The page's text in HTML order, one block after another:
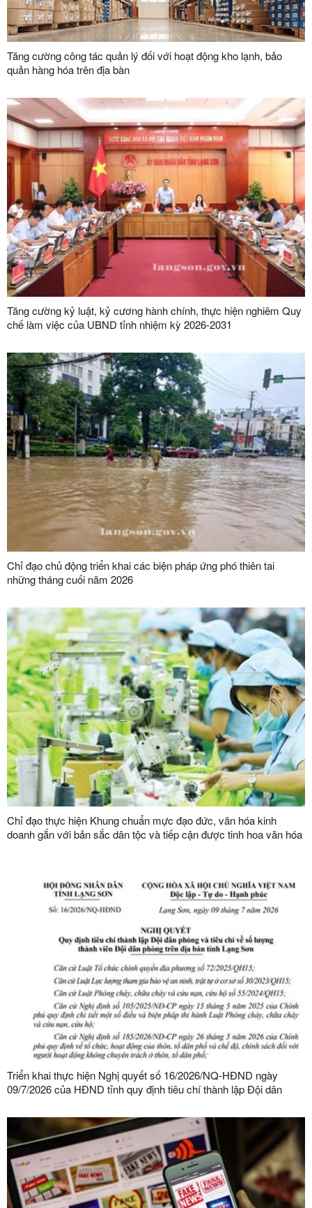
Tăng cường công tác quản lý đối với hoạt động kho lạnh, bảo
quản hàng hóa trên địa bàn
Tăng cường kỷ luật, kỷ cương hành chính, thực hiện nghiêm Quy
chế làm việc của UBND tỉnh nhiệm kỳ 2026-2031
Chỉ đạo chủ động triển khai các biện pháp ứng phó thiên tai
những tháng cuối năm 2026
Chỉ đạo thực hiện Khung chuẩn mực đạo đức, văn hóa kinh
doanh gắn với bản sắc dân tộc và tiếp cận được tinh hoa văn hóa
Triển khai thực hiện Nghị quyết số 16/2026/NQ-HĐND ngày
09/7/2026 của HĐND tỉnh quy định tiêu chí thành lập Đội dân
bàn tỉnh